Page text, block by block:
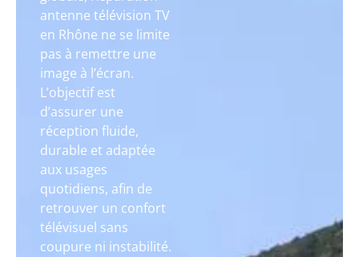
antenne télévision TV
en Rhône ne se limite
pas à remettre une
image à l’écran.
L’objectif est
d’assurer une
réception fluide,
durable et adaptée
aux usages
quotidiens, afin de
retrouver un confort
télévisuel sans
coupure ni instabilité.